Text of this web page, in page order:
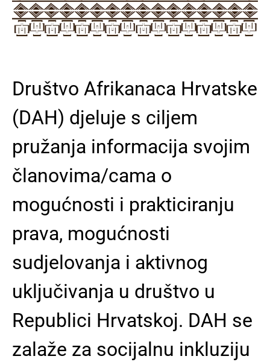
Društvo Afrikanaca Hrvatske
(DAH) djeluje s ciljem
pružanja informacija svojim
članovima/cama o
mogućnosti i prakticiranju
prava, mogućnosti
sudjelovanja i aktivnog
uključivanja u društvo u
Republici Hrvatskoj. DAH se
zalaže za socijalnu inkluziju